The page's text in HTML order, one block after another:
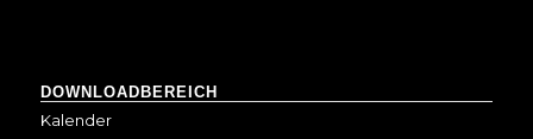
DOWNLOADBEREICH
Kalender